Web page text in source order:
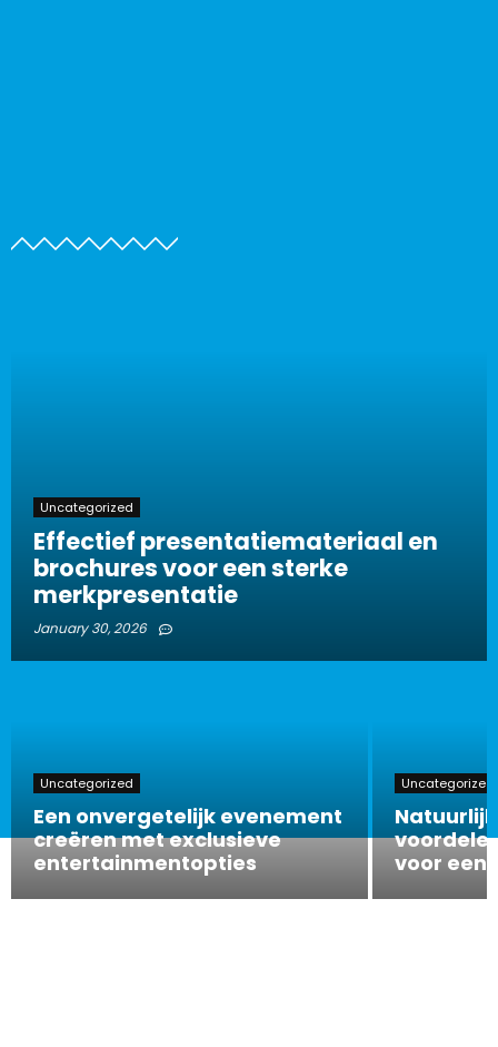
Uncategorized
Effectief presentatiemateriaal en
brochures voor een sterke
merkpresentatie
January 30, 2026
Uncategorized
Een onvergetelijk evenement
creëren met exclusieve
entertainmentopties
Uncategorized
voor een